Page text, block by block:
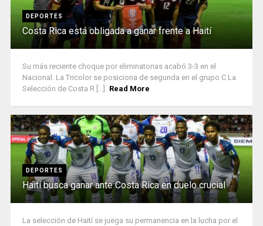
DEPORTES
Costa Rica está obligada a ganar frente a Haití
Su más reciente choque por eliminatorias acabó 3-3 en el
Nacional. La Tricolor se posiciona de segunda en el grupo C La
Selección de Costa R [...]
Read More
DEPORTES
Haití busca ganar ante Costa Rica en duelo crucial
La selección de Haití se juega su permanencia en la lucha por el